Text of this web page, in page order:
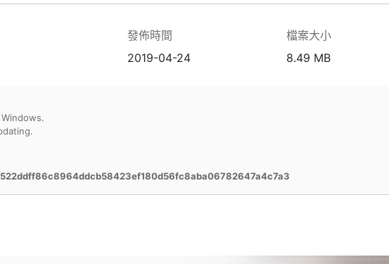
發佈時間
檔案大小
2019-04-24 8.49 MB